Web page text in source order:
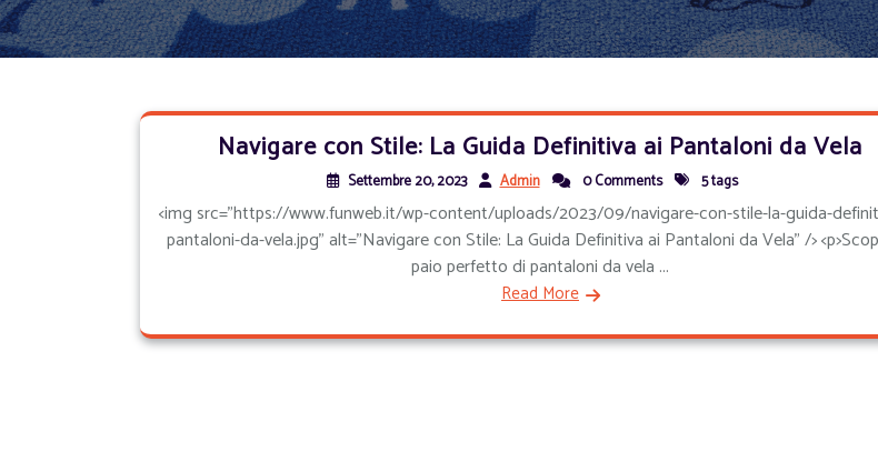
Navigare con Stile: La Guida Definitiva ai Pantaloni da Vela
Settembre 20, 2023 Admin 0 Comments 5 tags
<img src="https://www.funweb.it/wp-content/uploads/2023/09/navigare-con-stile-la-guida-
pantaloni-da-vela.jpg" alt="Navigare con Stile: La Guida Definitiva ai Pantaloni da Vela" />
paio perfetto di pantaloni da vela ...
Read More